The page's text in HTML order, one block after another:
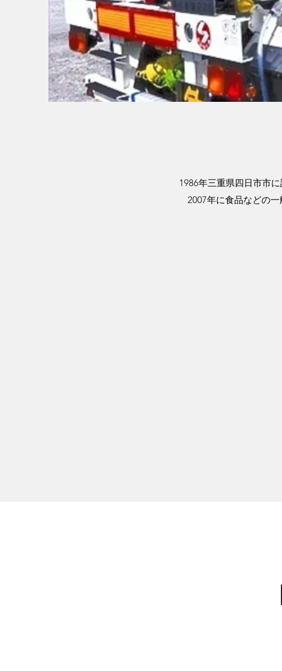
1986年三重県四日市市
2007年に食品などの